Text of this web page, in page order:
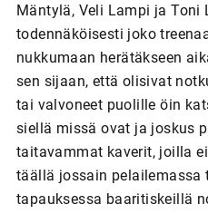
Mäntylä, Veli Lampi ja Toni
todennäköisesti joko
nukkumaan herätäkseen
sen sijaan, että olisivat
tai valvoneet puolille öin
siellä missä ovat ja joskus
taitavammat kaverit, joilla
täällä jossain pelailemassa
tapauksessa baaritiskeillä